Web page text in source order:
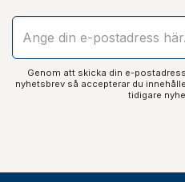
Genom att skicka din e-
nyhetsbrev så accepterar du
tidigare